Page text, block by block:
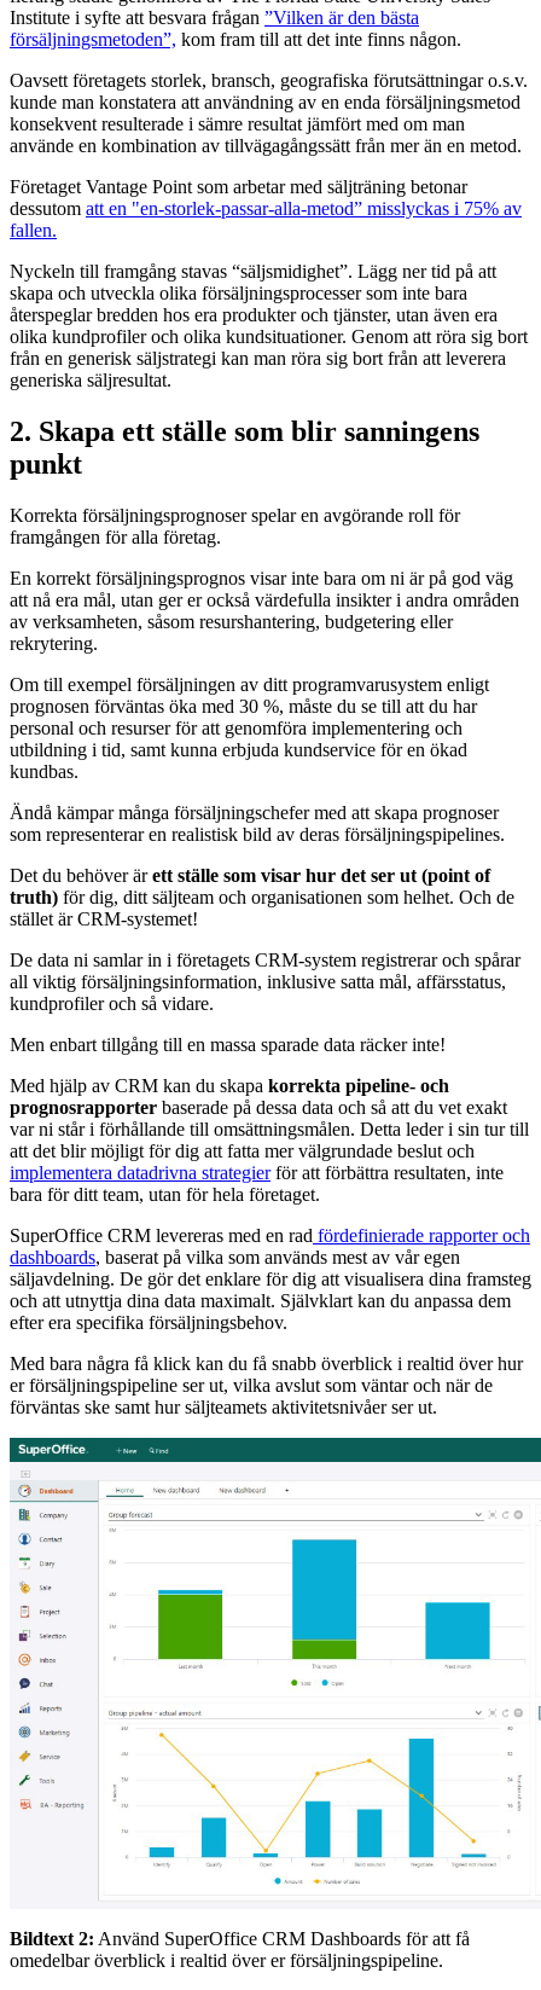
Institute i syfte att besvara frågan ”Vilken är den bästa
försäljningsmetoden”, kom fram till att det inte finns någon.
Oavsett företagets storlek, bransch, geografiska förutsättningar o.s.v.
kunde man konstatera att användning av en enda försäljningsmetod
konsekvent resulterade i sämre resultat jämfört med om man
använde en kombination av tillvägagångssätt från mer än en metod.
Företaget Vantage Point som arbetar med säljträning betonar
dessutom att en "en-storlek-passar-alla-metod” misslyckas i 75% av
fallen.
Nyckeln till framgång stavas “säljsmidighet”. Lägg ner tid på att
skapa och utveckla olika försäljningsprocesser som inte bara
återspeglar bredden hos era produkter och tjänster, utan även era
olika kundprofiler och olika kundsituationer. Genom att röra sig bort
från en generisk säljstrategi kan man röra sig bort från att leverera
generiska säljresultat.
2. Skapa ett ställe som blir sanningens
punkt
Korrekta försäljningsprognoser spelar en avgörande roll för
framgången för alla företag.
En korrekt försäljningsprognos visar inte bara om ni är på god väg
att nå era mål, utan ger er också värdefulla insikter i andra områden
av verksamheten, såsom resurshantering, budgetering eller
rekrytering.
Om till exempel försäljningen av ditt programvarusystem enligt
prognosen förväntas öka med 30 %, måste du se till att du har
personal och resurser för att genomföra implementering och
utbildning i tid, samt kunna erbjuda kundservice för en ökad
kundbas.
Ändå kämpar många försäljningschefer med att skapa prognoser
som representerar en realistisk bild av deras försäljningspipelines.
Det du behöver ärett ställe som visar hur det ser ut (point of
truth) för dig, ditt säljteam och organisationen som helhet. Och de
stället är CRM-systemet!
De data ni samlar in i företagets CRM-system registrerar och spårar
all viktig försäljningsinformation, inklusive satta mål, affärsstatus,
kundprofiler och så vidare.
Men enbart tillgång till en massa sparade data räcker inte!
Med hjälp av CRM kan du skapa korrekta pipeline- och
prognosrapporter baserade på dessa data och så att du vet exakt
var ni står i förhållande till omsättningsmålen. Detta leder i sin tur till
att det blir möjligt för dig att fatta mer välgrundade beslut och
implementera datadrivna strategierför att förbättra resultaten, inte
bara för ditt team, utan för hela företaget.
SuperOffice CRM levereras med en rad fördefinierade rapporter och
dashboards, baserat på vilka som används mest av vår egen
säljavdelning. De gör det enklare för dig att visualisera dina framsteg
och att utnyttja dina data maximalt. Självklart kan du anpassa dem
efter era specifika försäljningsbehov.
Med bara några få klick kan du få snabb överblick i realtid över hur
er försäljningspipeline ser ut, vilka avslut som väntar och när de
förväntas ske samt hur säljteamets aktivitetsnivåer ser ut.
Bildtext 2: Använd SuperOffice CRM Dashboards för att få
omedelbar överblick i realtid över er försäljningspipeline.